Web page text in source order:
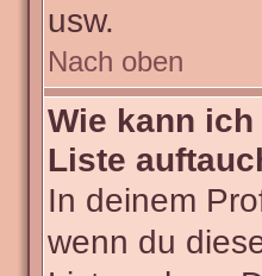
usw.
Nach oben
Wie kann
Liste
In deinem
wenn du